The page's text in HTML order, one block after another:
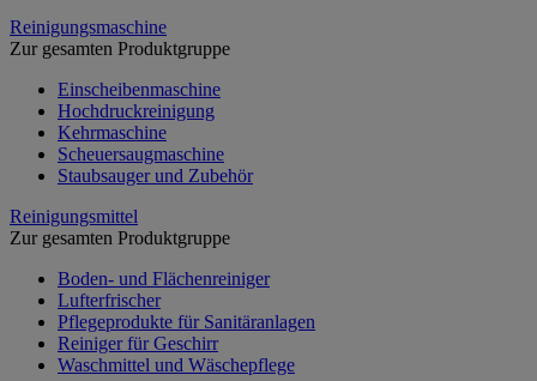
Reinigungsmaschine
Zur gesamten Produktgruppe
Einscheibenmaschine
Hochdruckreinigung
Kehrmaschine
Scheuersaugmaschine
Staubsauger und Zubehör
Reinigungsmittel
Zur gesamten Produktgruppe
Boden- und Flächenreiniger
Lufterfrischer
Pflegeprodukte für Sanitäranlagen
Reiniger für Geschirr
Waschmittel und Wäschepflege